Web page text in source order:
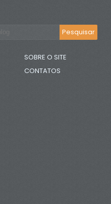
SOBRE O SITE
CONTATOS